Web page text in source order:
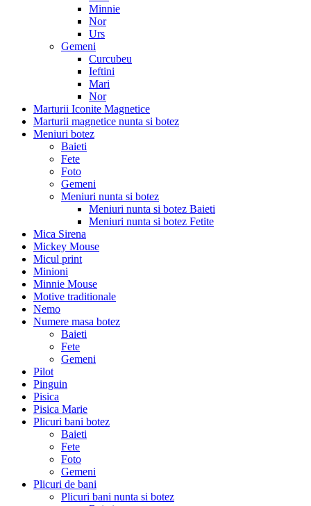
Minnie
Nor
Urs
Gemeni
Curcubeu
Ieftini
Mari
Nor
Marturii Iconite Magnetice
Marturii magnetice nunta si botez
Meniuri botez
Baieti
Fete
Foto
Gemeni
Meniuri nunta si botez
Meniuri nunta si botez Baieti
Meniuri nunta si botez Fetite
Mica Sirena
Mickey Mouse
Micul print
Minioni
Minnie Mouse
Motive traditionale
Nemo
Numere masa botez
Baieti
Fete
Gemeni
Pilot
Pinguin
Pisica
Pisica Marie
Plicuri bani botez
Baieti
Fete
Foto
Gemeni
Plicuri de bani
Plicuri bani nunta si botez